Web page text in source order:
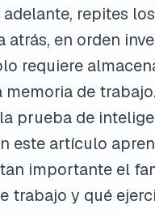
repites
atrás, en orden
requiere
de
prueba de
este artículo
importante el
trabajo y qué